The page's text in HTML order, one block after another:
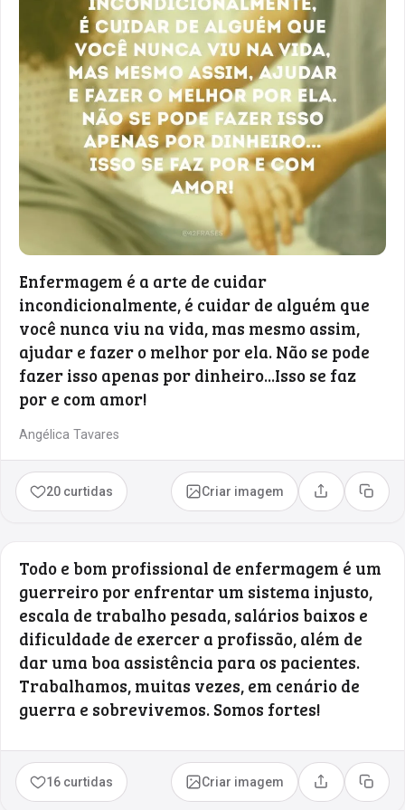
Enfermagem é a arte de cuidar
incondicionalmente, é cuidar de alguém que
você nunca viu na vida, mas mesmo assim,
ajudar e fazer o melhor por ela. Não se pode
fazer isso apenas por dinheiro...Isso se faz
por e com amor!
Angélica Tavares
20 curtidas Criar imagem Compartilhar
Copiar
Todo e bom profissional de enfermagem é um
guerreiro por enfrentar um sistema injusto,
escala de trabalho pesada, salários baixos e
dificuldade de exercer a profissão, além de
dar uma boa assistência para os pacientes.
Trabalhamos, muitas vezes, em cenário de
guerra e sobrevivemos. Somos fortes!
16 curtidas Criar imagem Compartilhar
Copiar